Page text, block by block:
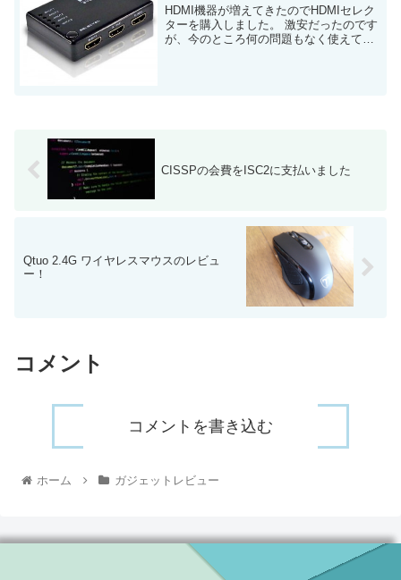
HDMI機器が増えてきたのでHDMIセレク
ターを購入しました。 激安だったのです
が、今のところ何の問題もなく使えてい
CISSPの会費をISC2に支払いました
Qtuo 2.4G ワイヤレスマウスのレビュ
ー！
コメント
コメントを書き込む
ホーム ガジェットレビュー